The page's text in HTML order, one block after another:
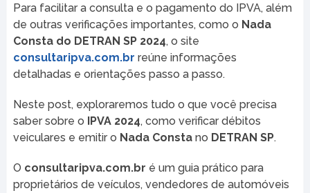
Para facilitar a consulta e o pagamento do IPVA, além
de outras verificações importantes, como o Nada
Consta do DETRAN SP 2024, o site
consultaripva.com.br reúne informações
detalhadas e orientações passo a passo.
Neste post, exploraremos tudo o que você precisa
saber sobre o IPVA 2024, como verificar débitos
veiculares e emitir o Nada Constano DETRAN SP.
O consultaripva.com.br é um guia prático para
proprietários de veículos, vendedores de automóveis